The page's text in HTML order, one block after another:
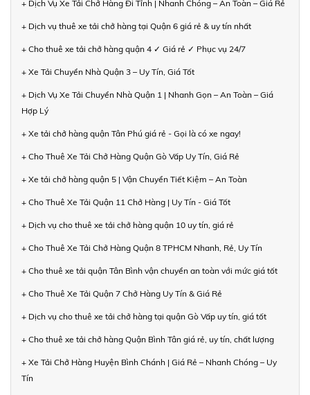
+ Dịch Vụ Xe Tải Chở Hàng Đi Tỉnh | Nhanh Chóng – An Toàn – Giá Rẻ
+ Dịch vụ thuê xe tải chở hàng tại Quận 6 giá rẻ & uy tín nhất
+ Cho thuê xe tải chở hàng quận 4 ✓ Giá rẻ ✓ Phục vụ 24/7
+ Xe Tải Chuyển Nhà Quận 3 – Uy Tín, Giá Tốt
+ Dịch Vụ Xe Tải Chuyển Nhà Quận 1 | Nhanh Gọn – An Toàn – Giá
Hợp Lý
+ Xe tải chở hàng quận Tân Phú giá rẻ - Gọi là có xe ngay!
+ Cho Thuê Xe Tải Chở Hàng Quận Gò Vấp Uy Tín, Giá Rẻ
+ Xe tải chở hàng quận 5 | Vận Chuyển Tiết Kiệm – An Toàn
+ Cho Thuê Xe Tải Quận 11 Chở Hàng | Uy Tín - Giá Tốt
+ Dịch vụ cho thuê xe tải chở hàng quận 10 uy tín, giá rẻ
+ Cho Thuê Xe Tải Chở Hàng Quận 8 TPHCM Nhanh, Rẻ, Uy Tín
+ Cho thuê xe tải quận Tân Bình vận chuyển an toàn với mức giá tốt
+ Cho Thuê Xe Tải Quận 7 Chở Hàng Uy Tín & Giá Rẻ
+ Dịch vụ cho thuê xe tải chở hàng tại quận Gò Vấp uy tín, giá tốt
+ Cho thuê xe tải chở hàng Quận Bình Tân giá rẻ, uy tín, chất lượng
+ Xe Tải Chở Hàng Huyện Bình Chánh | Giá Rẻ – Nhanh Chóng – Uy
Tín